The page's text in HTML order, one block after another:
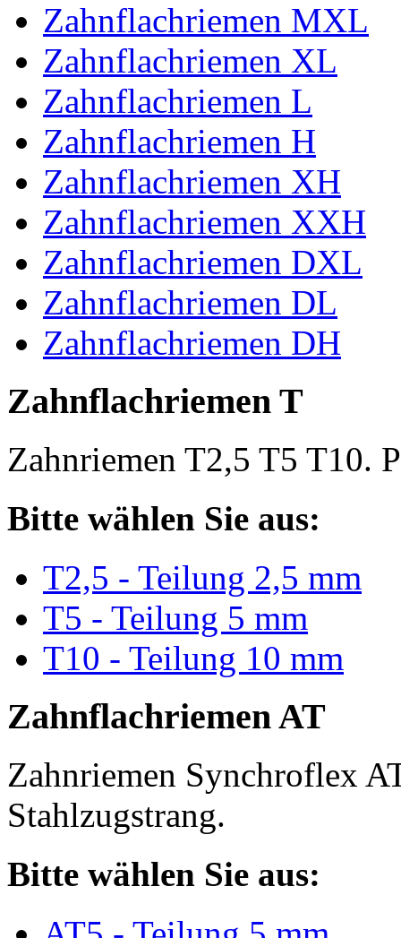
Zahnflachriemen MXL
Zahnflachriemen XL
Zahnflachriemen L
Zahnflachriemen H
Zahnflachriemen XH
Zahnflachriemen XXH
Zahnflachriemen DXL
Zahnflachriemen DL
Zahnflachriemen DH
Zahnflachriemen T
Zahnriemen T2,5 T5 T10.
Bitte wählen Sie aus:
T2,5 - Teilung 2,5 mm
T5 - Teilung 5 mm
T10 - Teilung 10 mm
Zahnflachriemen AT
Zahnriemen Synchroflex
Stahlzugstrang.
Bitte wählen Sie aus: